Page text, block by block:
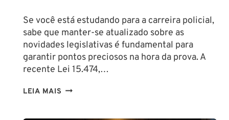
Se você está estudando para a carreira policial,
sabe que manter-se atualizado sobre as
novidades legislativas é fundamental para
garantir pontos preciosos na hora da prova. A
recente Lei 15.474,…
LEIA MAIS LIBERAÇÃO